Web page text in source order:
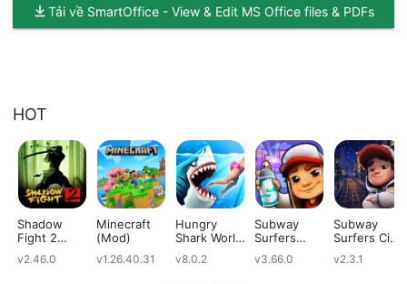
Tải về SmartOffice - View & Edit MS Office files & PDFs
HOT
Shadow
Fight 2
v2.46.0
Minecraft
(Mod)
v1.26.40.31
Hungry
Shark World
v8.0.2
Subway
Surfers
v3.66.0
Subway
Surfers City
v2.3.1